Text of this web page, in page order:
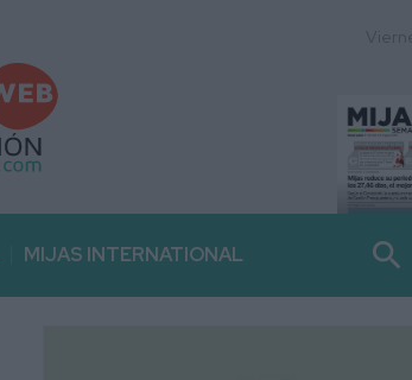
MIJAS INTERNATIONAL search